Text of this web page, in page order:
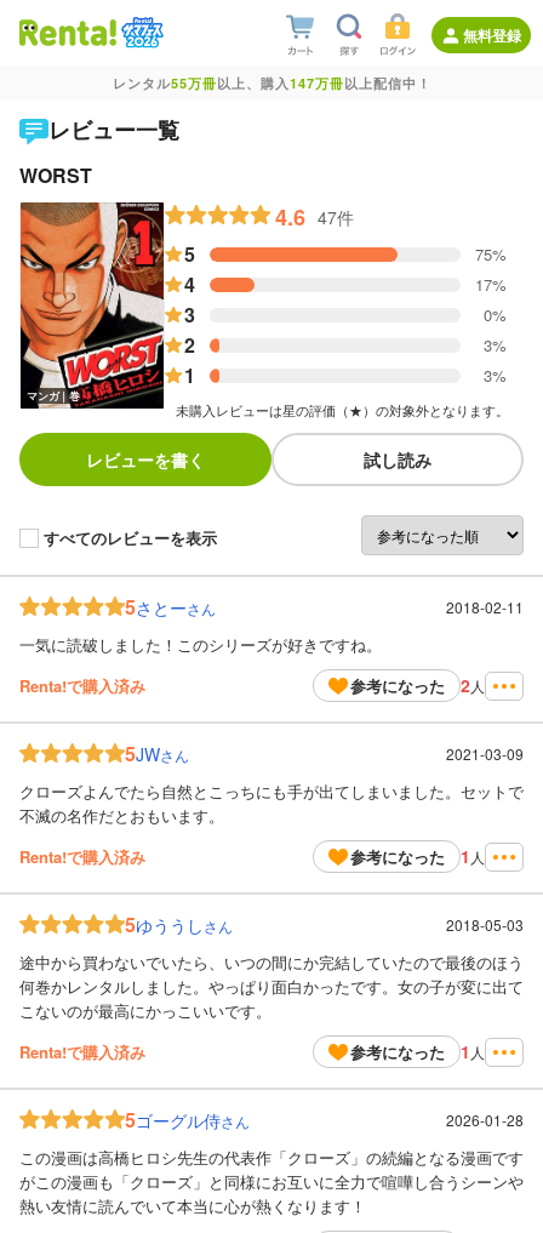
無料登録
レンタル55万冊以上、購入147万冊以上配信中！
レビュー一覧
WORST
マンガ｜巻
4.6 47件
5 75%
4 17%
3 0%
2 3%
1 3%
未購入レビューは星の評価（★）の対象外となります。
レビューを書く 試し読み
すべてのレビューを表示
5さとーさん 2018-02-11
一気に読破しました！このシリーズが好きですね。
Renta!で購入済み
参考になった 2人
5JWさん 2021-03-09
クローズよんでたら自然とこっちにも手が出てしまいました。セットで
不滅の名作だとおもいます。
Renta!で購入済み
参考になった 1 人
5ゆううしさん 2018-05-03
途中から買わないでいたら、いつの間にか完結していたので最後のほう
何巻かレンタルしました。やっぱり面白かったです。女の子が変に出て
こないのが最高にかっこいいです。
Renta!で購入済み
参考になった 1 人
5ゴーグル侍さん 2026-01-28
この漫画は高橋ヒロシ先生の代表作「クローズ」の続編となる漫画です
がこの漫画も「クローズ」と同様にお互いに全力で喧嘩し合うシーンや
熱い友情に読んでいて本当に心が熱くなります！